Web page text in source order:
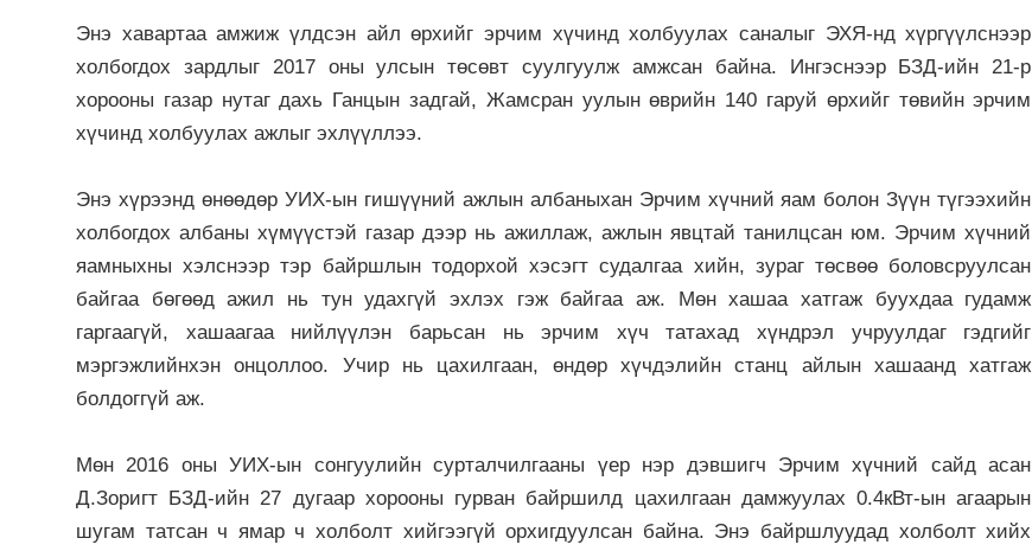
Энэ хавартаа амжиж үлдсэн айл өрхийг эрчим хүчинд холбуулах саналыг ЭХЯ-нд хүргүүлснээр
холбогдох зардлыг 2017 оны улсын төсөвт суулгуулж амжсан байна. Ингэснээр БЗД-ийн 21-р
хорооны газар нутаг дахь Ганцын задгай, Жамсран уулын өврийн 140 гаруй өрхийг төвийн эрчим
хүчинд холбуулах ажлыг эхлүүллээ.
Энэ хүрээнд өнөөдөр УИХ-ын гишүүний ажлын албаныхан Эрчим хүчний яам болон Зүүн түгээхийн
холбогдох албаны хүмүүстэй газар дээр нь ажиллаж, ажлын явцтай танилцсан юм. Эрчим хүчний
яамныхны хэлснээр тэр байршлын тодорхой хэсэгт судалгаа хийн, зураг төсвөө боловсруулсан
байгаа бөгөөд ажил нь тун удахгүй эхлэх гэж байгаа аж. Мөн хашаа хатгаж буухдаа гудамж
гаргаагүй, хашаагаа нийлүүлэн барьсан нь эрчим хүч татахад хүндрэл учруулдаг гэдгийг
мэргэжлийнхэн онцоллоо. Учир нь цахилгаан, өндөр хүчдэлийн станц айлын хашаанд хатгаж
болдоггүй аж.
Мөн 2016 оны УИХ-ын сонгуулийн сурталчилгааны үер нэр дэвшигч Эрчим хүчний сайд асан
Д.Зоригт БЗД-ийн 27 дугаар хорооны гурван байршилд цахилгаан дамжуулах 0.4кВт-ын агаарын
шугам татсан ч ямар ч холболт хийгээгүй орхигдуулсан байна. Энэ байршлуудад холболт хийх